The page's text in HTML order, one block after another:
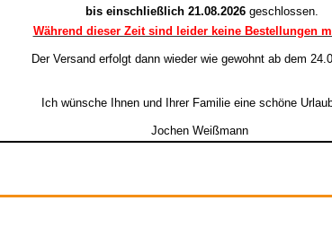
bis einschließlich 21.08.2026geschlossen.
Während dieser Zeit sind leider keine Bestellungen
Der Versand erfolgt dann wieder wie gewohnt ab dem
Ich wünsche Ihnen und Ihrer Familie eine schöne
Jochen Weißmann